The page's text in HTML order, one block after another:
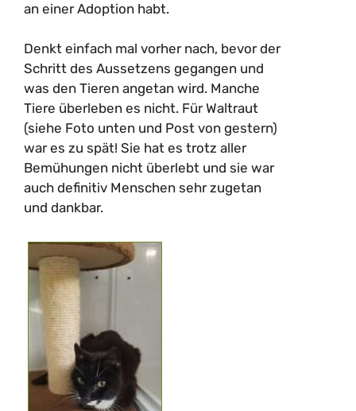
an einer Adoption habt.
Denkt einfach mal vorher nach, bevor der
Schritt des Aussetzens gegangen und
was den Tieren angetan wird. Manche
Tiere überleben es nicht. Für Waltraut
(siehe Foto unten und Post von gestern)
war es zu spät! Sie hat es trotz aller
Bemühungen nicht überlebt und sie war
auch definitiv Menschen sehr zugetan
und dankbar.